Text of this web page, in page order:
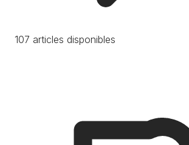
107 articles disponibles